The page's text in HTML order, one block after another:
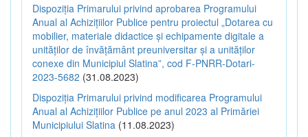
Dispoziția Primarului privind aprobarea Programului
Anual al Achizițiilor Publice pentru proiectul „Dotarea cu
mobilier, materiale didactice și echipamente digitale a
unităților de învățământ preuniversitar și a unităților
conexe din Municipiul Slatina”, cod F-PNRR-Dotari-
2023-5682 (31.08.2023)
Dispoziția Primarului privind modificarea Programului
Anual al Achizițiilor Publice pe anul 2023 al Primăriei
Municipiului Slatina (11.08.2023)